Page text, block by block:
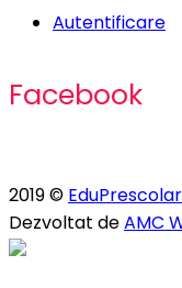
Autentificare
Facebook
2019 © EduPrescolar
Dezvoltat deAMC